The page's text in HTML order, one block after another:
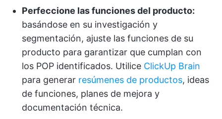
Perfeccione las funciones del producto:
basándose en su investigación y
segmentación, ajuste las funciones de su
producto para garantizar que cumplan con
los POP identificados. Utilice ClickUp Brain
para generar resúmenes de productos, ideas
de funciones, planes de mejora y
documentación técnica.